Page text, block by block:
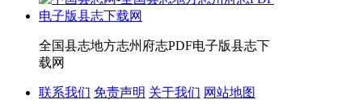
全国县志地方志州府志PDF电子版县志下
载网
联系我们 免责声明 关于我们 网站地图